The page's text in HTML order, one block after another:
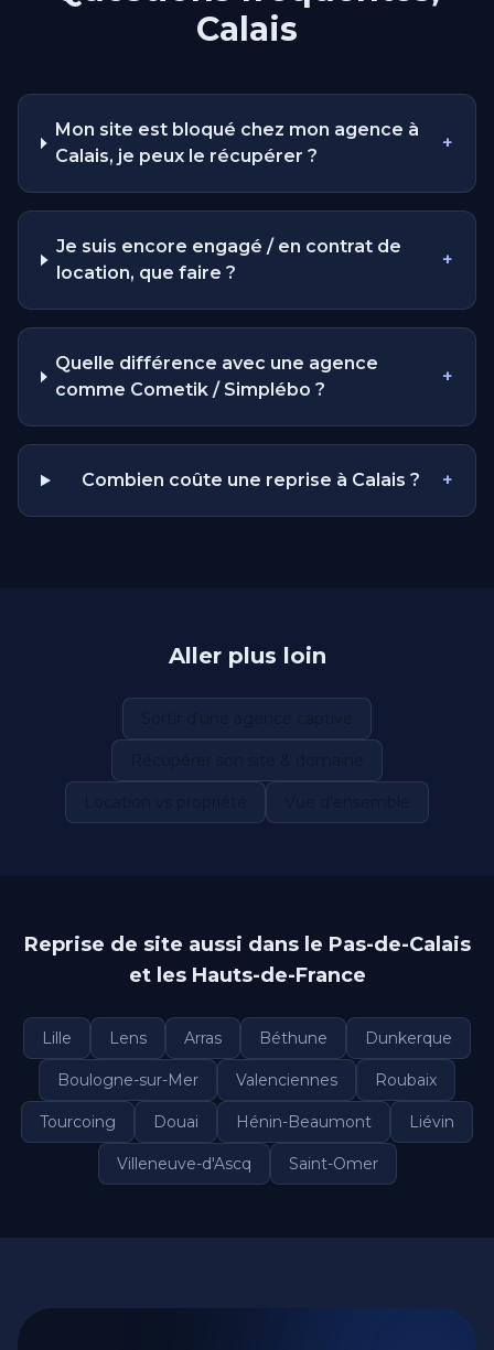
Calais
Mon site est bloqué chez mon agence à
Calais, je peux le récupérer ?
+
Je suis encore engagé / en contrat de
location, que faire ?
+
Quelle différence avec une agence
comme Cometik / Simplébo ?
+
Combien coûte une reprise à Calais ? +
Aller plus loin
Reprise de site aussi dans le Pas-de-Calais
et les Hauts-de-France
Lille Lens Arras Béthune Dunkerque
Boulogne-sur-Mer Valenciennes Roubaix
Tourcoing Douai Hénin-Beaumont Liévin
Villeneuve-d'Ascq Saint-Omer